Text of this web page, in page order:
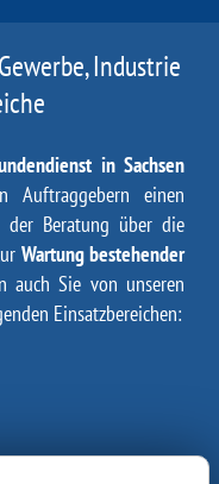
Industrie
in Sachsen
Auftraggebern einen
der Beratung über die
Wartung bestehender
auch Sie von unseren
Einsatzbereichen: